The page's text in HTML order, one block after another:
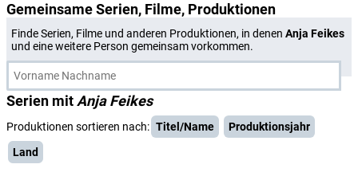
Gemeinsame Serien, Filme, Produktionen
Finde Serien, Filme und anderen Produktionen, in denen Anja Feikes
und eine weitere Person gemeinsam vorkommen.
Serien mit Anja Feikes
Produktionen sortieren nach: Titel/Name
Produktionsjahr
Land